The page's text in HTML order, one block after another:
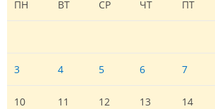
ПН
ВТ СР ЧТ ПТ
3 4 5 6 7
10 11 12 13 14